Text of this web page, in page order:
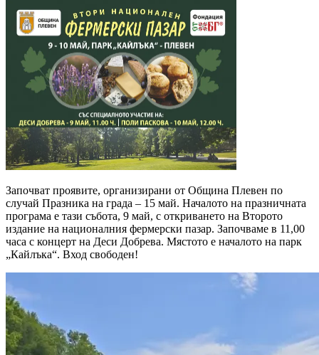
Започват проявите, организирани от Община Плевен по
случай Празника на града – 15 май. Началото на празничната
програма е тази събота, 9 май, с откриването на Второто
издание на националния фермерски пазар. Започваме в 11,00
часа с концерт на Деси Добрева. Мястото е началото на парк
„Кайлъка“. Вход свободен!